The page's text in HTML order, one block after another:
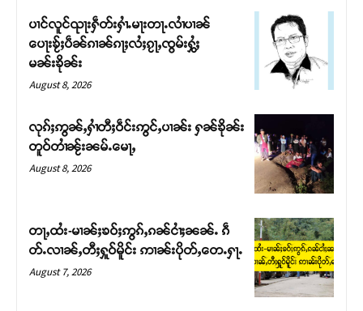
ပၢင်လူင်ၺႃးႁဵတ်းႁၢႆႉမႃးတႃႉလၢႆပၢၼ် ​​
ပေႃးၶႂ်ႈပဵၼ်ၵၢၼ်ၵႃႈလႆႈၵႂႃႇၸွမ်းႁွႆႈ
မၼ်းၶိုၼ်း
August 8, 2026
လုၵ်ႈဢွၼ်ႇႁၢႆတီႈဝဵင်းဢွင်ႇပၢၼ်း ႁၼ်ၶိုၼ်း
တူဝ်တၢႆၼႂ်းၼမ်ႉမေႃႇ
August 8, 2026
တႃႇထႆး-မၢၼ်ႈၶဝ်ႈဢွၵ်ႇၵၼ်ငၢႆႈၼၼ်ႉ ၵဵ
တ်ႉလၢၼ်ႇတီႈႁူဝ်မိူင်း ဢၢၼ်းပိုတ်ႇတေႉႁႃႉ
August 7, 2026